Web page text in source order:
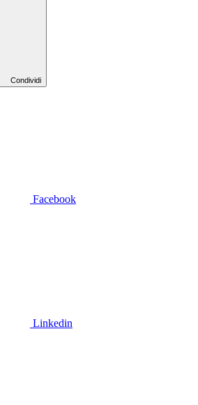
Condividi
Facebook
Linkedin